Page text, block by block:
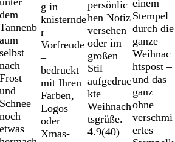
dem
Tannenb
aum
selbst
nach
Frost
und
Schnee
noch
etwas
g in
knisternde
r
Vorfreude
–
bedruckt
mit Ihren
Farben,
Logos
oder
Xmas-
persönlic
hen Notiz
versehen
oder im
großen
Stil
aufgedruc
kte
Weihnach
tsgrüße.
4.9(40)
einem
Stempel
durch die
ganze
Weihnac
htspost –
und das
ganz
ohne
verschmi
ertes